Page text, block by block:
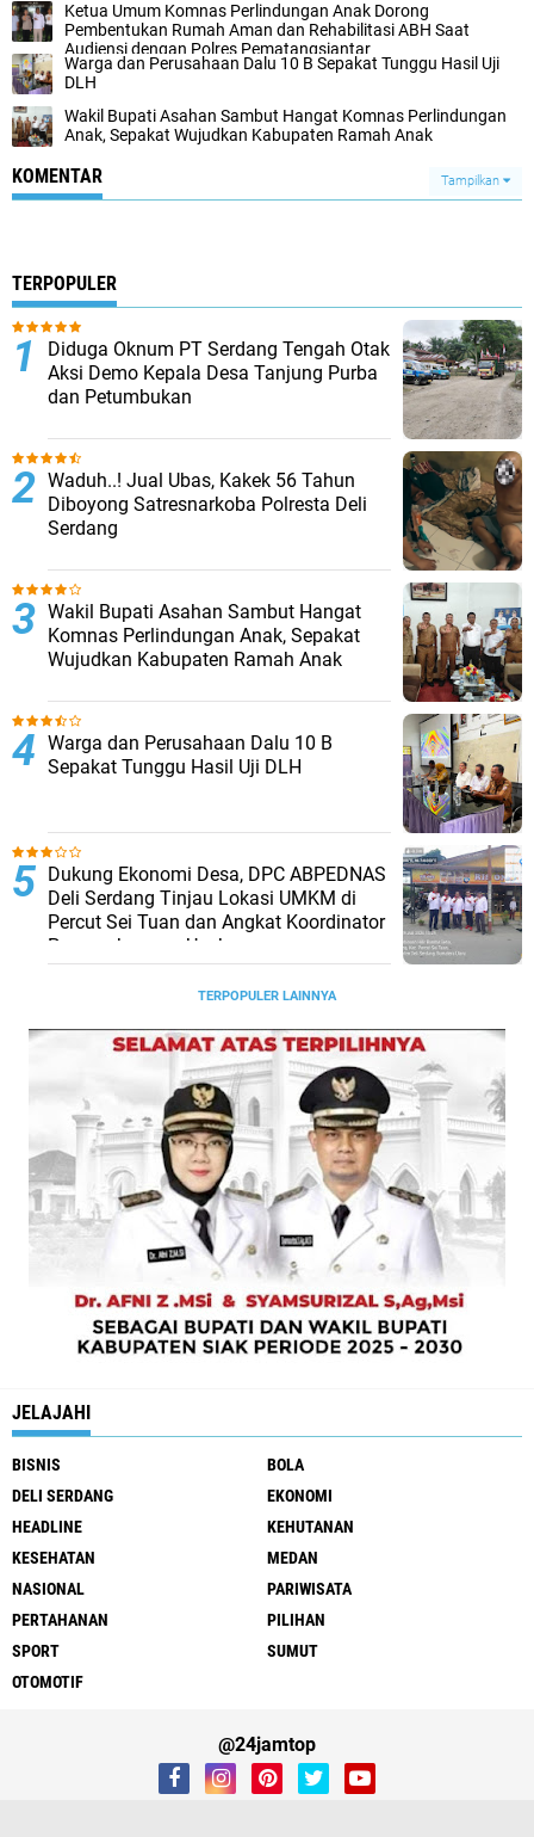
Ketua Umum Komnas Perlindungan Anak Dorong
Pembentukan Rumah Aman dan Rehabilitasi ABH Saat
Audiensi dengan Polres Pematangsiantar
Warga dan Perusahaan Dalu 10 B Sepakat Tunggu Hasil Uji
DLH
Wakil Bupati Asahan Sambut Hangat Komnas Perlindungan
Anak, Sepakat Wujudkan Kabupaten Ramah Anak
KOMENTAR Tampilkan
TERPOPULER
Diduga Oknum PT Serdang Tengah Otak
Aksi Demo Kepala Desa Tanjung Purba
dan Petumbukan
Waduh..! Jual Ubas, Kakek 56 Tahun
Diboyong Satresnarkoba Polresta Deli
Serdang
Wakil Bupati Asahan Sambut Hangat
Komnas Perlindungan Anak, Sepakat
Wujudkan Kabupaten Ramah Anak
Warga dan Perusahaan Dalu 10 B
Sepakat Tunggu Hasil Uji DLH
Dukung Ekonomi Desa, DPC ABPEDNAS
Deli Serdang Tinjau Lokasi UMKM di
Percut Sei Tuan dan Angkat Koordinator
Pengembangan Usaha
TERPOPULER LAINNYA
JELAJAHI
BISNIS
BOLA
DELI SERDANG
EKONOMI
HEADLINE
KEHUTANAN
KESEHATAN
MEDAN
NASIONAL
PARIWISATA
PERTAHANAN
PILIHAN
SPORT
SUMUT
OTOMOTIF
@24jamtop